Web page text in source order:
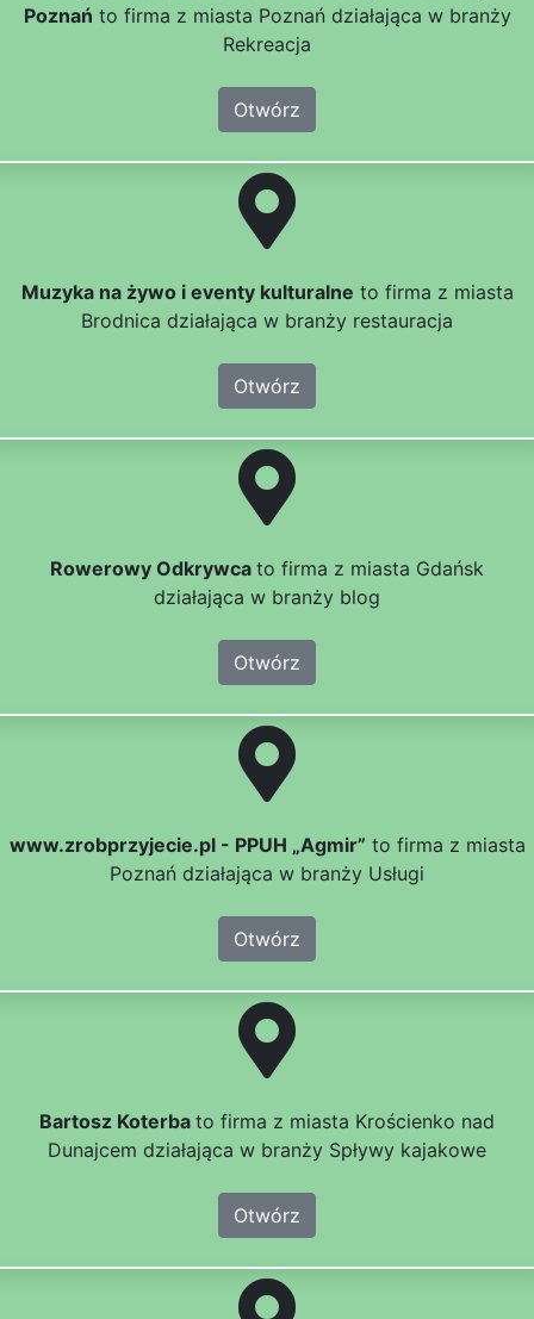
Poznań to firma z miasta Poznań działająca w branży
Rekreacja
Otwórz
Muzyka na żywo i eventy kulturalne to firma z miasta
Brodnica działająca w branży restauracja
Otwórz
Rowerowy Odkrywca to firma z miasta Gdańsk
działająca w branży blog
Otwórz
www.zrobprzyjecie.pl - PPUH „Agmir” to firma z miasta
Poznań działająca w branży Usługi
Otwórz
Bartosz Koterba to firma z miasta Krościenko nad
Dunajcem działająca w branży Spływy kajakowe
Otwórz